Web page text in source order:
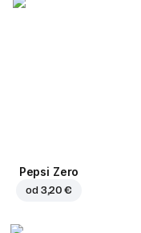
Pepsi Zero
od 3,20 €